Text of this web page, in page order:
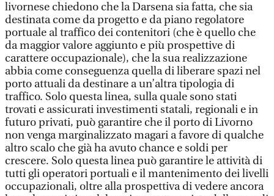
livornese chiedono che la Darsena sia fatta, che sia
destinata come da progetto e da piano regolatore
portuale al traffico dei contenitori (che è quello che
da maggior valore aggiunto e più prospettive di
carattere occupazionale), che la sua realizzazione
abbia come conseguenza quella di liberare spazi nel
porto attuali da destinare a un’altra tipologia di
traffico. Solo questa linea, sulla quale sono stati
trovati e assicurati investimenti statali, regionali e in
futuro privati, può garantire che il porto di Livorno
non venga marginalizzato magari a favore di qualche
altro scalo che già ha avuto chance e soldi per
crescere. Solo questa linea può garantire le attività di
tutti gli operatori portuali e il mantenimento dei livelli
occupazionali, oltre alla prospettiva di vedere ancora